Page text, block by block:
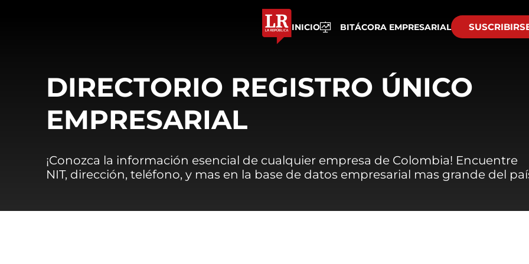
INICIO BITÁCORA EMPRESARIAL
DIRECTORIO REGISTRO ÚNICO
EMPRESARIAL
¡Conozca la información esencial de cualquier empresa de Colombia! Encuentre
NIT, dirección, teléfono, y mas en la base de datos empresarial mas grande del